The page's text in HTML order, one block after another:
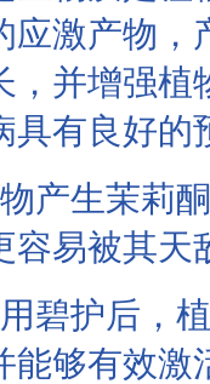
应激产物，
，并增强植
具有良好的
产生茉莉
容易被其天
碧护后，
能够有效激